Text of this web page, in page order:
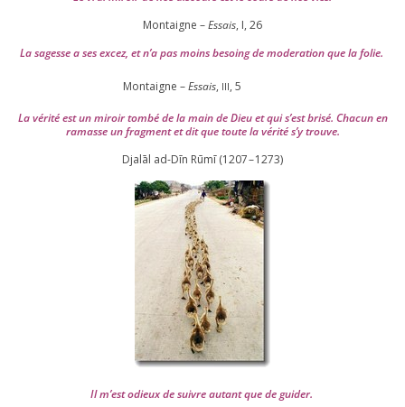
Montaigne –Essais, I, 26
La sagesse a ses excez, et n’a pas moins besoing de mode­ra­tion que la folie.
Montaigne –Essais, III, 5
La véri­té est un miroir tom­bé de la main de Dieu et qui s’est bri­sé. Chacun en
ramasse un frag­ment et dit que toute la véri­té s’y trouve.
Djalāl ad-Dīn Rūmī (1207–1273)
Il m’est odieux de suivre autant que de gui­der.